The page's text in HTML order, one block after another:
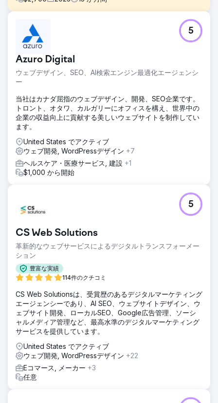
知名度が低い、ソーシャル メディアが弱い、トラフィックが
遅い、予算が圧迫されている、スタッフの士気が低い。
ソリューション
まず、More Than Blinds of GA の Web サイトを再構築し、
オンページ SEO とオフページ SEO を最適化しました。サイ
トをインデックスした後、Sem Rush のローカル リストを通
じてディレクトリに会社を送信し、Google ランキングが上
昇していく様子を観察しました。トラフィックを阻害するそ
の他の多くの問題も解決しました。
結果
現在、同社は競争力を高め、トラフィックを増加させ、予算
の需要を満たすことができ、スタッフの士気も 100% 向上し
ました。
Azuro Digital
ウェブデザイン、SEO、AI検索エンジン最適化エージェンシ
ー
5
当社はカナダ屈指のウェブデザイン、開発、SEO企業です。
トロント、オタワ、カルガリーにオフィスを構え、世界中の
企業の収益向上に貢献する美しいウェブサイトを制作してい
ます。
United States でアクティブ
ウェブ開発, WordPressデザイン +7
ヘルスケア・医療サービス, 建設 +1
$1,000 から開始
CS Web Solutions
革新的なウェブサービスによるデジタルトランスフォーメー
ション
豊富な実績
114件のクチコミ
5
CS Web Solutionsは、受賞歴のあるデジタルマーケティング
エージェンシーであり、AI SEO、ウェブサイトデザイン、ウ
ェブサイト開発、ローカルSEO、Google広告管理、ソーシ
ャルメディア管理など、最高水準のデジタルマーケティング
サービスを提供しています。
United States でアクティブ
ウェブ開発, WordPressデザイン +22
Eコマース, メーカー +3
任意